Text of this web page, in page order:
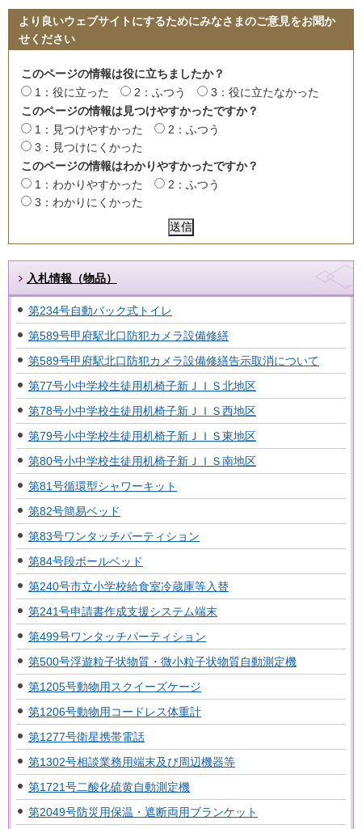
より良いウェブサイトにするためにみなさまのご意見をお聞か
せください
このページの情報は役に立ちましたか？
1：役に立った
2：ふつう
3：役に立たなかった
このページの情報は見つけやすかったですか？
1：見つけやすかった
2：ふつう
3：見つけにくかった
このページの情報はわかりやすかったですか？
1：わかりやすかった
2：ふつう
3：わかりにくかった
入札情報（物品）
第234号自動パック式トイレ
第589号甲府駅北口防犯カメラ設備修繕
第589号甲府駅北口防犯カメラ設備修繕告示取消について
第77号小中学校生徒用机椅子新ＪＩＳ北地区
第78号小中学校生徒用机椅子新ＪＩＳ西地区
第79号小中学校生徒用机椅子新ＪＩＳ東地区
第80号小中学校生徒用机椅子新ＪＩＳ南地区
第81号循環型シャワーキット
第82号簡易ベッド
第83号ワンタッチパーティション
第84号段ボールベッド
第240号市立小学校給食室冷蔵庫等入替
第241号申請書作成支援システム端末
第499号ワンタッチパーティション
第500号浮遊粒子状物質・微小粒子状物質自動測定機
第1205号動物用スクイーズケージ
第1206号動物用コードレス体重計
第1277号衛星携帯電話
第1302号相談業務用端末及び周辺機器等
第1721号二酸化硫黄自動測定機
第2049号防災用保温・遮断両用ブランケット